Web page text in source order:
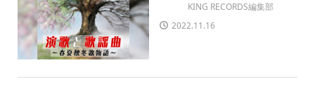
KING RECORDS編集部
2022.11.16